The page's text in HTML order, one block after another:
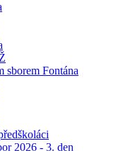
sborem Fontána
2026 - 3. den